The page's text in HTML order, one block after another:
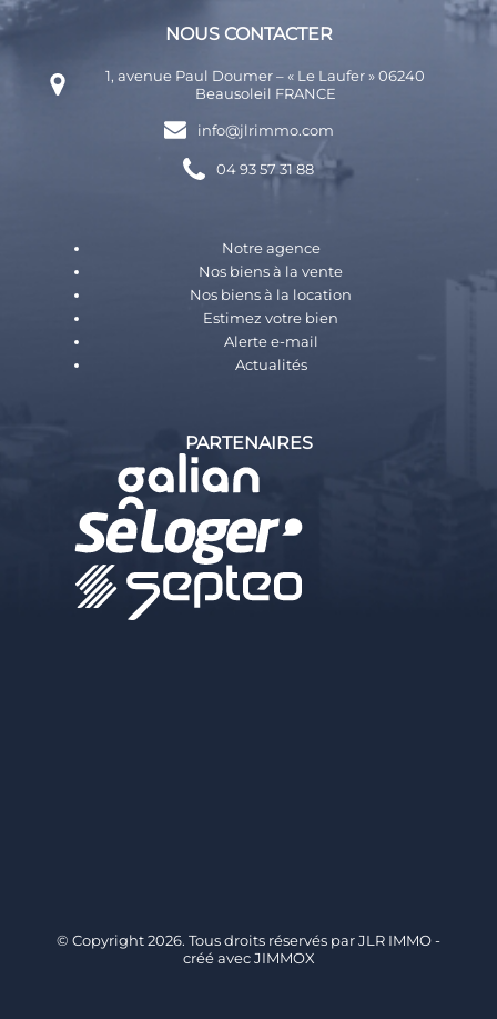
NOUS CONTACTER
1, avenue Paul Doumer – « Le Laufer » 06240
Beausoleil FRANCE
info@jlrimmo.com
04 93 57 31 88
Notre agence
Nos biens à la vente
Nos biens à la location
Estimez votre bien
Alerte e-mail
Actualités
PARTENAIRES
© Copyright 2026. Tous droits réservés parJLR IMMO-
créé avecJIMMOX